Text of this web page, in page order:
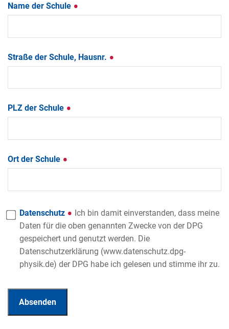
Name der Schule
Straße der Schule, Hausnr.
PLZ der Schule
Ort der Schule
Datenschutz
Ich bin damit einverstanden, dass meine
Daten für die oben genannten Zwecke von der DPG
gespeichert und genutzt werden. Die
Datenschutzerklärung (www.datenschutz.dpg-
physik.de) der DPG habe ich gelesen und stimme ihr zu.